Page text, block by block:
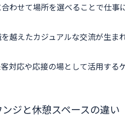
わせて場所を選べることで仕事
越えたカジュアルな交流が生ま
対応や応接の場として活用する
ジと休憩スペースの違い